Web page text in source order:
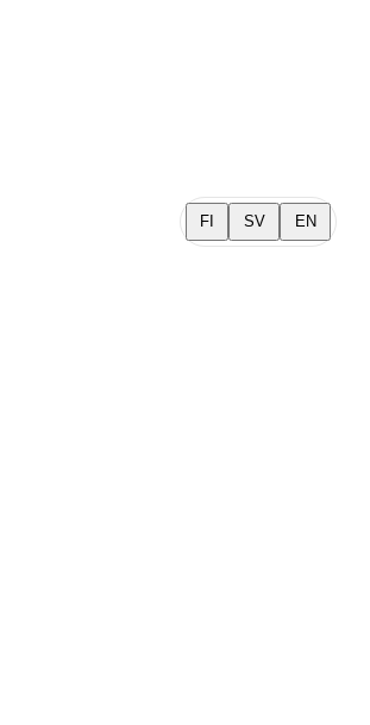
FI SV EN